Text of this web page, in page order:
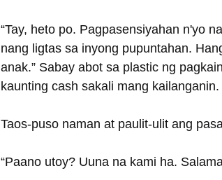
“Tay, heto po. Pagpasensiyahan n'yo
nang ligtas sa inyong pupuntahan.
anak.” Sabay abot sa plastic ng
kaunting cash sakali mang kailanganin.
Taos-puso naman at paulit-ulit ang
“Paano utoy? Uuna na kami ha.